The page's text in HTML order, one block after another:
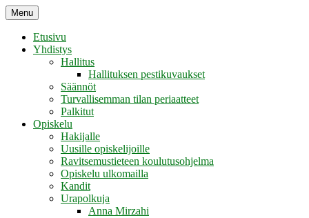
Skip
to
content
Retikka ry
Menu
Etusivu
Yhdistys
Hallitus
Hallituksen pestikuvaukset
Säännöt
Turvallisemman tilan periaatteet
Palkitut
Opiskelu
Hakijalle
Uusille opiskelijoille
Ravitsemustieteen koulutusohjelma
Opiskelu ulkomailla
Kandit
Urapolkuja
Anna Mirzahi